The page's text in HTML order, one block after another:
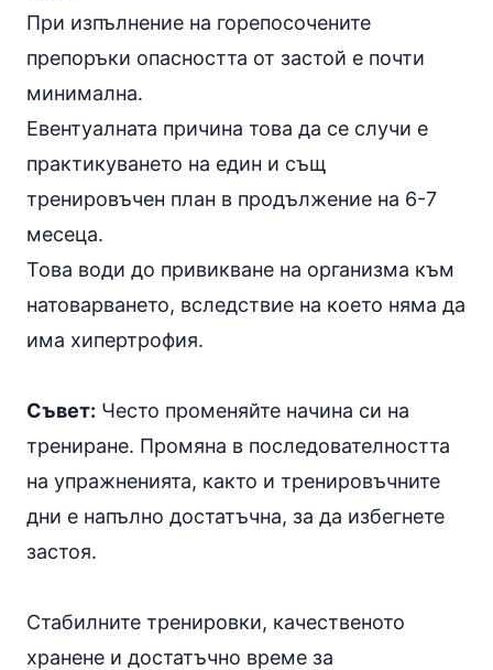
При изпълнение на горепосочените
препоръки опасността от застой е почти
минимална.
Евентуалната причина това да се случи е
практикуването на един и същ
тренировъчен план в продължение на 6-7
месеца.
Това води до привикване на организма към
натоварването, вследствие на което няма да
има хипертрофия.
Съвет: Често променяйте начина си на
трениране. Промяна в последователността
на упражненията, както и тренировъчните
дни е напълно достатъчна, за да избегнете
застоя.
Стабилните тренировки, качественото
хранене и достатъчно време за